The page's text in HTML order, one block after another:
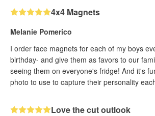
4x4 Magnets
Melanie Pomerico
I order face magnets for each of my boys
birthday- and give them as favors to our
seeing them on everyone's fridge! And it's
photo to use to capture their personality
Love the cut outlook